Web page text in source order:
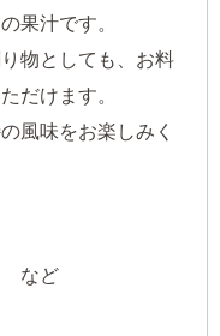
果汁です。
物としても、お料
だけます。
風味をお楽しみく
など